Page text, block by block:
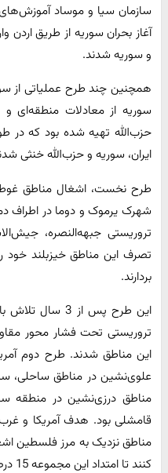
سازمان سیا و موساد
و سوریه شدند.
همچنین چند طرح عملیاتی از
سوریه از معادلات منطقه‌ای و
ایران، سوریه و حزب‌الله خنثی
طرح نخست، اشغال مناطق
شهرک یرموک و دوما در
تروریستی ‌جبهه‌النصره،‌
تصرف این مناطق خیزبلند خود
بردارند.
این طرح پس از
تروریستی تحت فشار‌ محور
علوی‌نشین در مناطق
مناطق درزی‌نشین در منطقه
قامشلی بود. هدف آمریکا و
مناطق نزدیک به مرز فلسطین